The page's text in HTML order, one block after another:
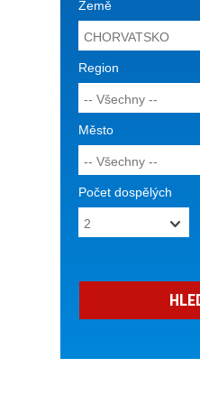
Země
Region
Město
Počet dospělých